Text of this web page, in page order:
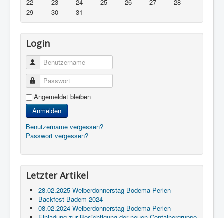
22
23 24 25 26 27
28
29
30 31
Login
Benutzername
Passwort
Angemeldet bleiben
Anmelden
Benutzername vergessen?
Passwort vergessen?
Letzter Artikel
28.02.2025 Weiberdonnerstag Bodema Perlen
Backfest Badem 2024
08.02.2024 Weiberdonnerstag Bodema Perlen